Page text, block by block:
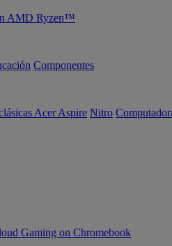
AMD Ryzen™
Componentes
Acer Aspire Nitro
Gaming on Chromebook